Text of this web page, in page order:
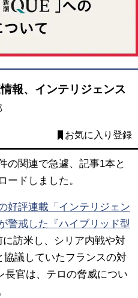
報、インテリジェンス
お気に入り登録
の関連で急遽、記事1本と
ードしました。
好評連載「インテリジェン
警戒した『ハイブリッド型
に訪米し、シリア内戦や対
議していたフランスの対
長官は、テロの脅威につい